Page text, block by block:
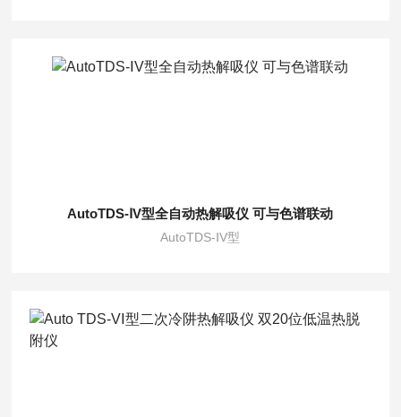
AutoTDS-ⅠV型全自动热解吸仪 可与色谱联动
AutoTDS-ⅠV型